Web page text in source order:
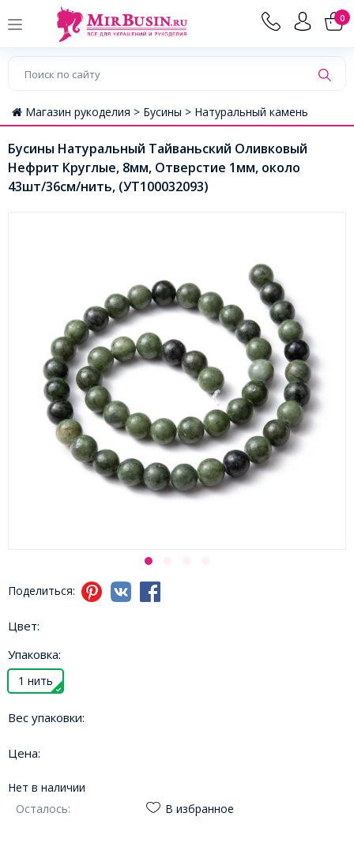
0
Магазин рукоделия > Бусины > Натуральный камень
Бусины Натуральный Тайваньский Оливковый
Нефрит Круглые, 8мм, Отверстие 1мм, около
43шт/36см/нить, (УТ100032093)
Поделиться:
Цвет:
Упаковка:
1 нить
Вес упаковки:
Цена:
Нет в наличии
Осталось:
В избранное